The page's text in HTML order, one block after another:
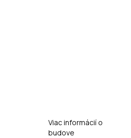
Viac informácií o
budove